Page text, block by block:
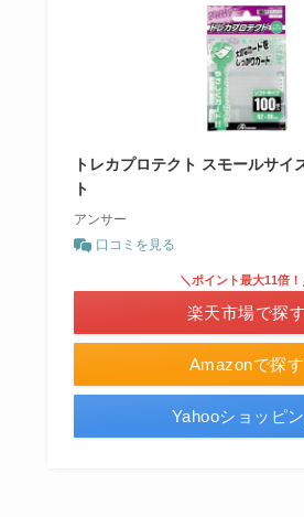
トレカプロテクト スモールサイ
ト
アンサー
口コミを見る
Amazonで探す
＼ポイント最大11倍！
楽天市場で探す
Yahooショッピ